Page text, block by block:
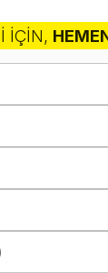
İÇIN,